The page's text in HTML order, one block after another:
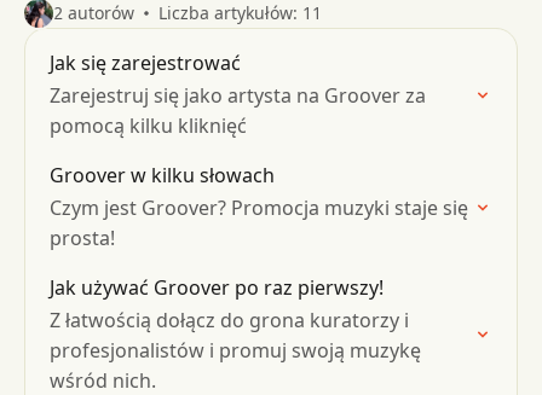
2 autorów Liczba artykułów: 11
Jak się zarejestrować
Zarejestruj się jako artysta na Groover za
pomocą kilku kliknięć
Groover w kilku słowach
Czym jest Groover? Promocja muzyki staje się
prosta!
Jak używać Groover po raz pierwszy!
Z łatwością dołącz do grona kuratorzy i
profesjonalistów i promuj swoją muzykę
wśród nich.